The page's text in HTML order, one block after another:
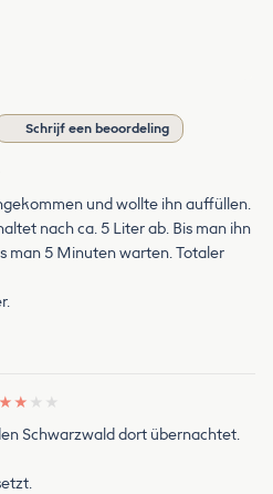
Schrijf een beoordeling
und wollte ihn auffüllen.
nach ca. 5 Liter ab. Bis man ihn
man 5 Minuten warten. Totaler
★ ★ ★ ★
Schwarzwald dort übernachtet.